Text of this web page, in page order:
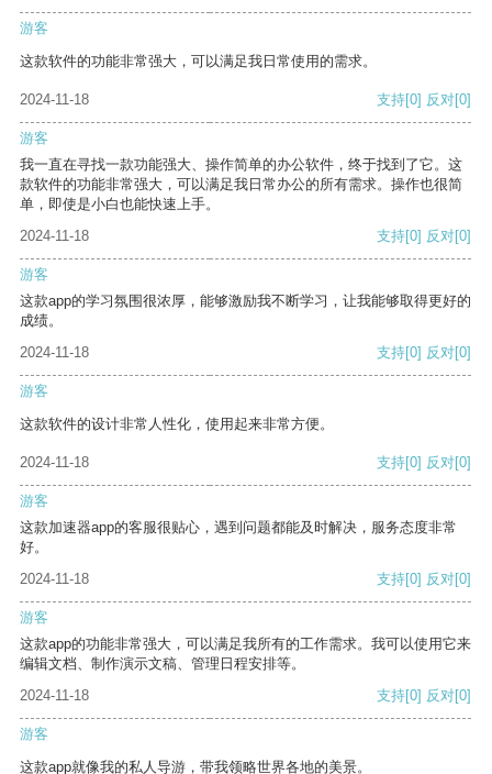
游客
这款软件的功能非常强大，可以满足我日常使用的需求。
2024-11-18 支持[0] 反对[0]
游客
我一直在寻找一款功能强大、操作简单的办公软件，终于找到了它。这
款软件的功能非常强大，可以满足我日常办公的所有需求。操作也很简
单，即使是小白也能快速上手。
2024-11-18
支持[0] 反对[0]
游客
这款app的学习氛围很浓厚，能够激励我不断学习，让我能够取得更好的
成绩。
2024-11-18
支持[0] 反对[0]
游客
这款软件的设计非常人性化，使用起来非常方便。
2024-11-18 支持[0] 反对[0]
游客
这款加速器app的客服很贴心，遇到问题都能及时解决，服务态度非常
好。
2024-11-18
支持[0] 反对[0]
游客
这款app的功能非常强大，可以满足我所有的工作需求。我可以使用它来
编辑文档、制作演示文稿、管理日程安排等。
2024-11-18
支持[0] 反对[0]
游客
这款app就像我的私人导游，带我领略世界各地的美景。